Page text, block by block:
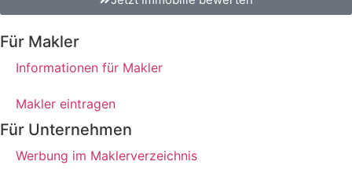
Für Makler
Informationen für Makler
Makler eintragen
Für Unternehmen
Werbung im Maklerverzeichnis